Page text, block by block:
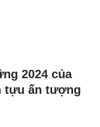
2024 của
tựu ấn tượng